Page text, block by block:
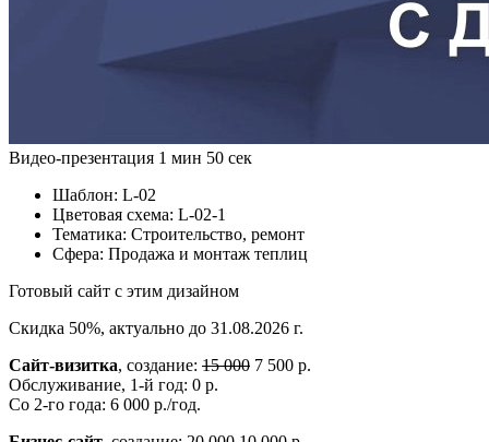
Видео-презентация 1 мин 50 сек
Шаблон: L-02
Цветовая схема: L-02-1
Тематика: Строительство, ремонт
Сфера: Продажа и монтаж теплиц
Готовый сайт с этим дизайном
Скидка 50%, актуально до 31.08.2026 г.
Сайт-визитка, создание: 15 000 7 500 р.
Обслуживание, 1-й год: 0 р.
Со 2-го года: 6 000 р./год.